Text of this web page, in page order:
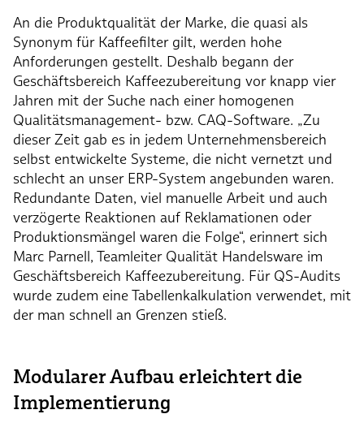
An die Produktqualität der Marke, die quasi als
Synonym für Kaffeefilter gilt, werden hohe
Anforderungen gestellt. Deshalb begann der
Geschäftsbereich Kaffeezubereitung vor knapp vier
Jahren mit der Suche nach einer homogenen
Qualitätsmanagement- bzw. CAQ-Software. „Zu
dieser Zeit gab es in jedem Unternehmensbereich
selbst entwickelte Systeme, die nicht vernetzt und
schlecht an unser ERP-System angebunden waren.
Redundante Daten, viel manuelle Arbeit und auch
verzögerte Reaktionen auf Reklamationen oder
Produktionsmängel waren die Folge“, erinnert sich
Marc Parnell, Teamleiter Qualität Handelsware im
Geschäftsbereich Kaffeezubereitung. Für QS-Audits
wurde zudem eine Tabellenkalkulation verwendet, mit
der man schnell an Grenzen stieß.
Modularer Aufbau erleichtert die
Implementierung